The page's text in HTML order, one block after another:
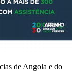
de Angola e do